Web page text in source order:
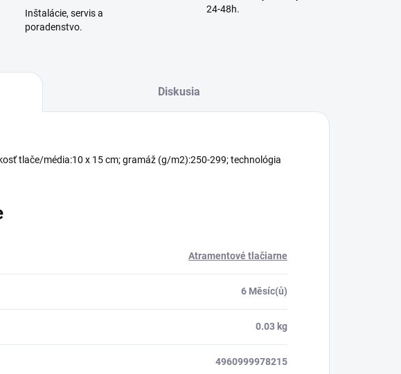
Inštalácie, servis a
poradenstvo.
24-48h.
Diskusia
tlače/média:10 x 15 cm; gramáž (g/m2):250-299; technológia
Atramentové tlačiarne
6 Měsíc(ů)
0.03 kg
4960999978215